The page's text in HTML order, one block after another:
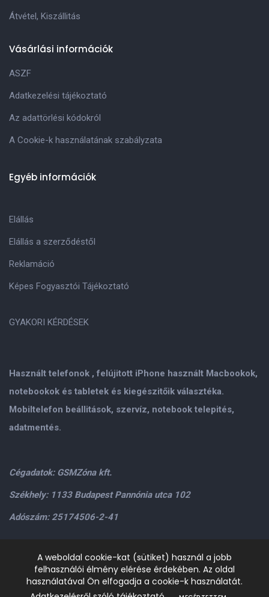
Használt telefonok , felújitott iPhone használt Macbookok,
notebookok és tabletek és kiegészitőik választéka.
Mobiltelefon beállitások, szervíz, notebook telepités,
adatmentés.
Cégadatok: GSMZóna kft.
Székhely: 1133 Budapest Pannónia utca 102
Adószám: 25174506-2-41
Személyes átvétel: GSMZóna kft. 1134.Bp. Váci út 9-15
H-P: 9.00-17.00,Szo: 9.00-13.00+36205534995+36209906363
gsmzonakft@gmail.com
Átvétel, Kiszállitás
Vásárlási információk
ASZF
Adatkezelési tájékoztató
Az adattörlési kódokról
A Cookie-k használatának szabályzata
Egyéb információk
Elállás
Elállás a szerződéstől
Reklamáció
Képes Fogyasztói Tájékoztató
GYAKORI KÉRDÉSEK
A weboldal cookie-kat (sütiket) használ a jobb
felhasználói élmény elérése érdekében. Az oldal
használatával Ön elfogadja a cookie-k használatát.